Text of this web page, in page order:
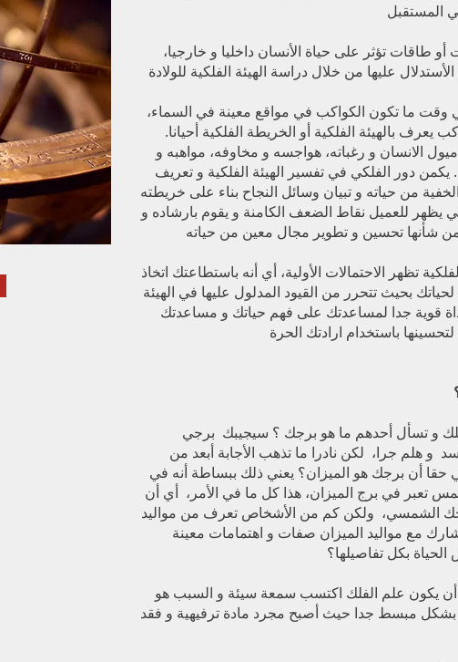
طاقات تؤثر على حياة الأنسان داخليا و خارجيا،
ما تكون الكواكب في مواقع معينة في السماء،
يعرف بالهيئة الفلكية أو الخريطة الفلكية أحيانا.
الانسان و رغباته، هواجسه و مخاوفه، مواهبه و
دور الفلكي في تفسير الهيئة الفلكية و تعريف
من حياته و تبيان وسائل النجاح بناء على خريطته
يظهر للعميل نقاط الضعف الكامنة و يقوم بارشاده و
تظهر الاحتمالات الأولية، أي أنه باستطاعتك اتخاذ
بحيث تتحرر من القيود المدلول عليها في الهيئة
قوية جدا لمساعدتك على فهم حياتك و مساعدتك
و تسأل أحدهم ما هو برجك ؟ سيجيبك برجي
و هلم جرا، لكن نادرا ما تذهب الأجابة أبعد من
حقا أن برجك هو الميزان؟ يعني ذلك ببساطة أنه في
تعبر في برج الميزان، هذا كل ما في الأمر، أي أن
الشمسي، ولكن كم من الأشخاص تعرف من مواليد
مع مواليد الميزان صفات و اهتمامات معينة
يكون علم الفلك اكتسب سمعة سيئة و السبب هو
بشكل مبسط جدا حيث أصبح مجرد مادة ترفيهية و فقد